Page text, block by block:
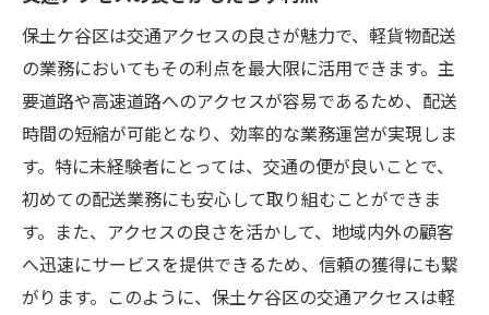
保土ケ谷区は交通アクセスの良さが魅力で、軽貨物配送
の業務においてもその利点を最大限に活用できます。主
要道路や高速道路へのアクセスが容易であるため、配送
時間の短縮が可能となり、効率的な業務運営が実現しま
す。特に未経験者にとっては、交通の便が良いことで、
初めての配送業務にも安心して取り組むことができま
す。また、アクセスの良さを活かして、地域内外の顧客
へ迅速にサービスを提供できるため、信頼の獲得にも繋
がります。このように、保土ケ谷区の交通アクセスは軽